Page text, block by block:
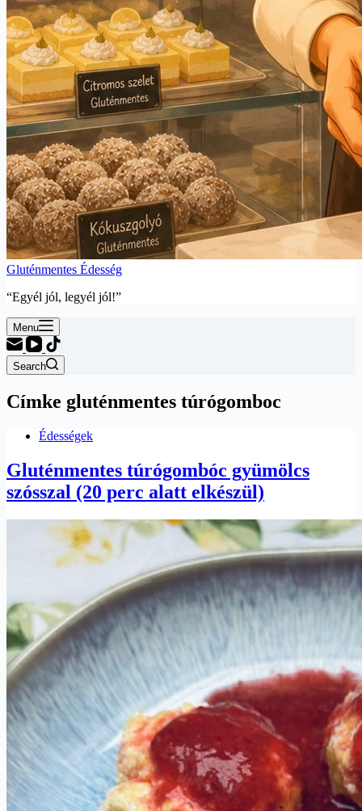
Gluténmentes Édesség
“Egyél jól, legyél jól!”
Menu
Search
Címke gluténmentes túrógomboc
Édességek
Gluténmentes túrógombóc gyümölcs
szósszal (20 perc alatt elkészül)